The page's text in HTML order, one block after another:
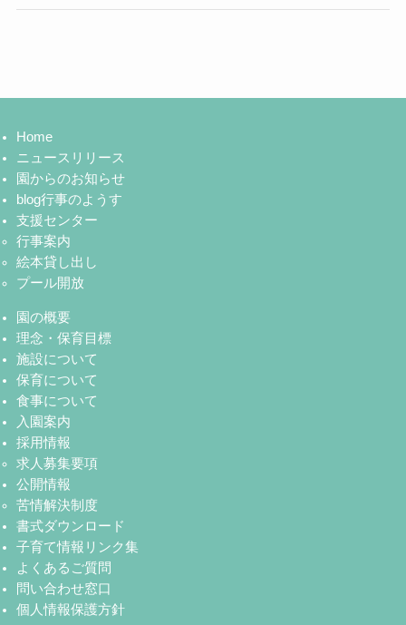
Home
ニュースリリース
園からのお知らせ
blog行事のようす
支援センター
行事案内
絵本貸し出し
プール開放
園の概要
理念・保育目標
施設について
保育について
食事について
入園案内
採用情報
求人募集要項
公開情報
苦情解決制度
書式ダウンロード
子育て情報リンク集
よくあるご質問
問い合わせ窓口
個人情報保護方針